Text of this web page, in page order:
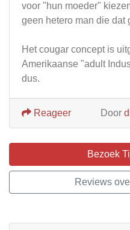
voor "hun moeder"
geen hetero man die dat
Het cougar concept is
Amerikaanse "adult
dus.
Door
Reageer
Bezoek
Reviews